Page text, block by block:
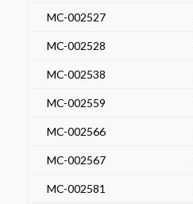
MC-002527
MC-002528
MC-002538
MC-002559
MC-002566
MC-002567
MC-002581